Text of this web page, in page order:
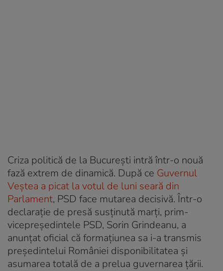
Criza politică de la București intră într-o nouă
fază extrem de dinamică. După ce Guvernul
Veștea a picat la votul de luni seară din
Parlament, PSD face mutarea decisivă. Într-o
declarație de presă susținută marți, prim-
vicepreședintele PSD, Sorin Grindeanu, a
anunțat oficial că formațiunea sa i-a transmis
președintelui României disponibilitatea și
asumarea totală de a prelua guvernarea țării.